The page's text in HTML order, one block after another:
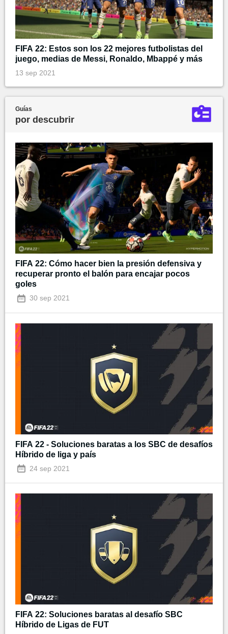
FIFA 22: Estos son los 22 mejores futbolistas del
juego, medias de Messi, Ronaldo, Mbappé y más
13 sep 2021
Guías
por descubrir
FIFA 22: Cómo hacer bien la presión defensiva y
recuperar pronto el balón para encajar pocos
goles
30 sep 2021
FIFA 22 - Soluciones baratas a los SBC de desafíos
Híbrido de liga y país
24 sep 2021
FIFA 22: Soluciones baratas al desafío SBC
Híbrido de Ligas de FUT